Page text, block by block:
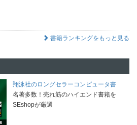
書籍ランキングをもっと見る
翔泳社のロングセラーコンピュータ書
名著多数！売れ筋のハイエンド書籍を
SEshopが厳選